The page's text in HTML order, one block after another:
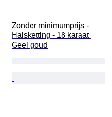
Zonder minimumprijs -
Halsketting - 18 karaat
Geel goud